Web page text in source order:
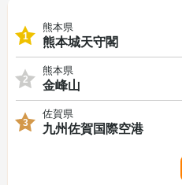
1
熊本県
熊本城天守閣
2
熊本県
金峰山
3
佐賀県
九州佐賀国際空港